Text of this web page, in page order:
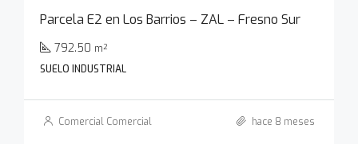
Parcela E2 en Los Barrios – ZAL – Fresno Sur
792.50 m²
SUELO INDUSTRIAL
Comercial Comercial hace 8 meses